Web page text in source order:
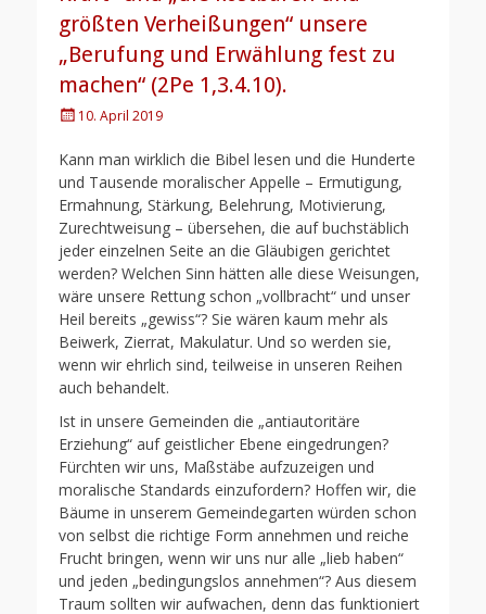
größten Verheißungen“ unsere
„Berufung und Erwählung fest zu
machen“ (2Pe 1,3.4.10).
Posted10. April 2019
Kann man wirklich die Bibel lesen und die Hunderte
und Tausende moralischer Appelle – Ermutigung,
Ermahnung, Stärkung, Belehrung, Motivierung,
Zurechtweisung – übersehen, die auf buchstäblich
jeder einzelnen Seite an die Gläubigen gerichtet
werden? Welchen Sinn hätten alle diese Weisungen,
wäre unsere Rettung schon „vollbracht“ und unser
Heil bereits „gewiss“? Sie wären kaum mehr als
Beiwerk, Zierrat, Makulatur. Und so werden sie,
wenn wir ehrlich sind, teilweise in unseren Reihen
auch behandelt.
Ist in unsere Gemeinden die „antiautoritäre
Erziehung“ auf geistlicher Ebene eingedrungen?
Fürchten wir uns, Maßstäbe aufzuzeigen und
moralische Standards einzufordern? Hoffen wir, die
Bäume in unserem Gemeindegarten würden schon
von selbst die richtige Form annehmen und reiche
Frucht bringen, wenn wir uns nur alle „lieb haben“
und jeden „bedingungslos annehmen“? Aus diesem
Traum sollten wir aufwachen, denn das funktioniert